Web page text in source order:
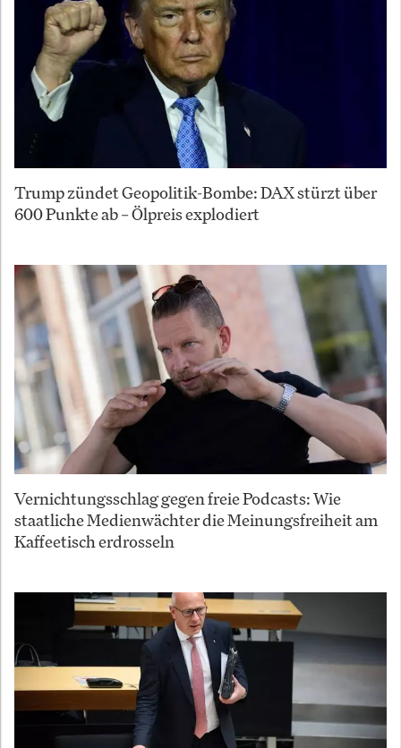
Trump zündet Geopolitik-Bombe: DAX stürzt über
600 Punkte ab – Ölpreis explodiert
Vernichtungsschlag gegen freie Podcasts: Wie
staatliche Medienwächter die Meinungsfreiheit am
Kaffeetisch erdrosseln